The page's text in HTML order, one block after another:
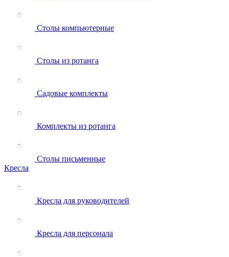
Столы компьютерные
Столы из ротанга
Садовые комплекты
Комплекты из ротанга
Столы письменные
Кресла
Кресла для руководителей
Кресла для персонала